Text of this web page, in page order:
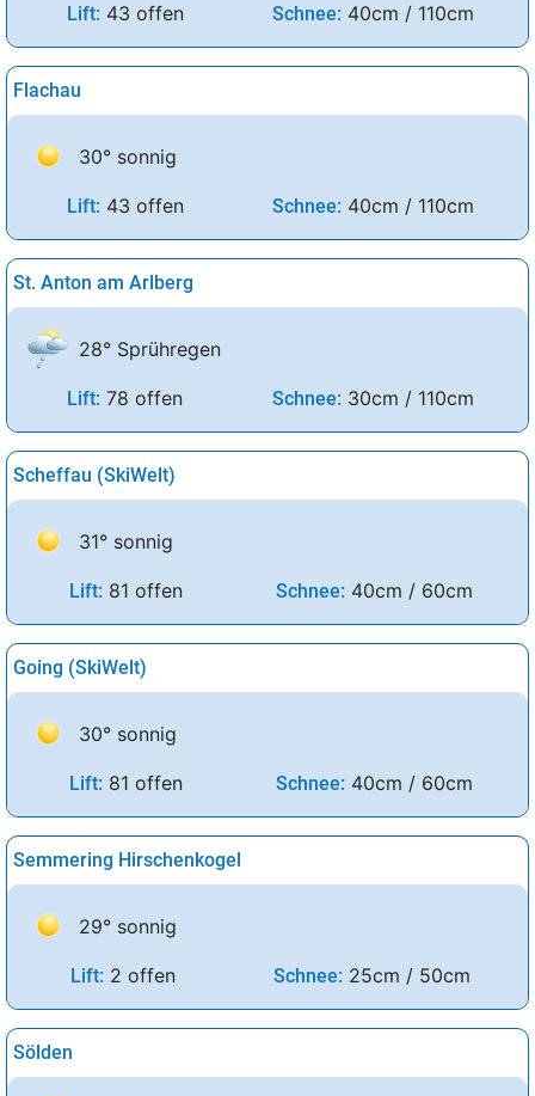
Lift: 43 offen Schnee: 40cm / 110cm
Flachau
30° sonnig
Lift: 43 offen Schnee: 40cm / 110cm
St. Anton am Arlberg
28° Sprühregen
Lift: 78 offen Schnee: 30cm / 110cm
Scheffau (SkiWelt)
31° sonnig
Lift: 81 offen Schnee: 40cm / 60cm
Going (SkiWelt)
30° sonnig
Lift: 81 offen Schnee: 40cm / 60cm
Semmering Hirschenkogel
29° sonnig
Lift: 2 offen Schnee: 25cm / 50cm
Sölden